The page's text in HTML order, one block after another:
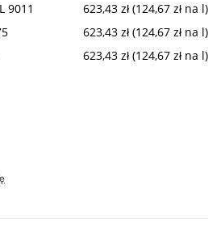
9011
623,43 zł (124,67 zł na l)
623,43 zł (124,67 zł na l)
623,43 zł (124,67 zł na l)